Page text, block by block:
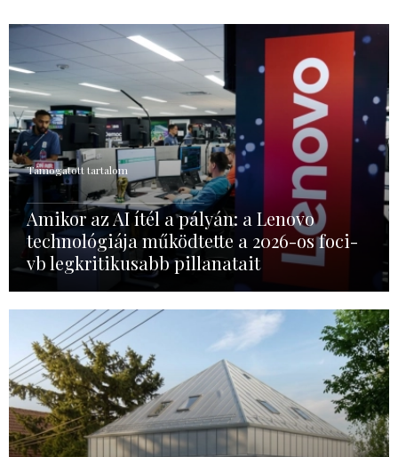
Támogatott tartalom
Amikor az AI ítél a pályán: a Lenovo
technológiája működtette a 2026-os foci-
vb legkritikusabb pillanatait